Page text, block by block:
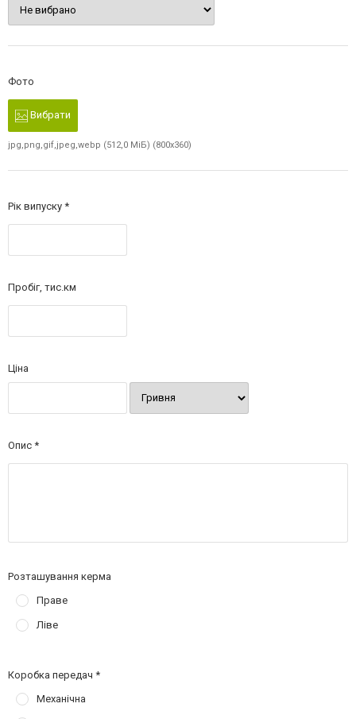
Фото
Вибрати
jpg,png,gif,jpeg,webp (512,0 МіБ) (800x360)
Рік випуску
Пробіг, тис.км
Ціна
Опис
Розташування керма
Праве
Ліве
Коробка передач
Механічна